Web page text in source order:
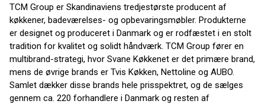
TCM Group er Skandinaviens tredjestørste producent af
køkkener, badeværelses- og opbevaringsmøbler. Produkterne
er designet og produceret i Danmark og er rodfæstet i en stolt
tradition for kvalitet og solidt håndværk. TCM Group fører en
multibrand-strategi, hvor Svane Køkkenet er det primære brand,
mens de øvrige brands er Tvis Køkken, Nettoline og AUBO.
Samlet dækker disse brands hele prisspektret, og de sælges
gennem ca. 220 forhandlere i Danmark og resten af